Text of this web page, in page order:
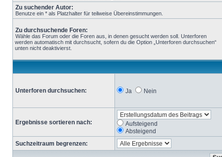
Zu suchender Autor:
Benutze ein * als Platzhalter für teilweise Übereinstimmungen.
Zu durchsuchende Foren:
Wähle das Forum oder die Foren aus, in denen gesucht werden soll. Unterforen
werden automatisch mit durchsucht, sofern du die Option „Unterforen durchsuchen“
unten nicht deaktivierst.
Unterforen durchsuchen: Ja Nein
Ergebnisse sortieren nach:
Aufsteigend
Absteigend
Suchzeitraum begrenzen: